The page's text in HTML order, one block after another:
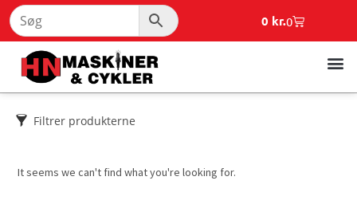
0 kr.0
Filtrer produkterne
It seems we can't find what you're looking for.